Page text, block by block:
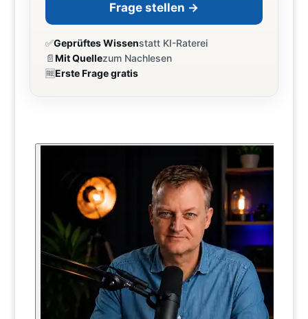
Frage stellen →
✅Geprüftes Wissenstatt KI-Raterei
📄Mit Quellezum Nachlesen
🆓Erste Frage gratis